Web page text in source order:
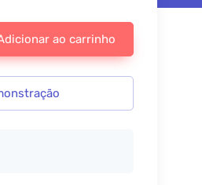
quantidade
ao carrinho